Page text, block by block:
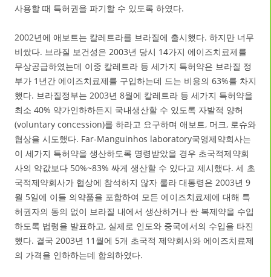
사용할 때 특허권을 파기할 수 있도록 하였다.
2002년에 애보트는 칼레트라를 브라질에 출시했다. 하지만 너무
비쌌다. 브라질 보건성은 2003년 당시 14가지 에이즈치료제를
무상공급하였는데 이중 칼레트라 등 세가지 특허약은 브라질 정
부가 1년간 에이즈치료제를 구입하는데 드는 비용의 63%를 차지
했다. 브라질정부는 2003년 8월에 칼레트라 등 세가지 특허약을
최소 40% 약가인하하든지 국내생산할 수 있도록 자발적 양허
(voluntary concession)를 하라고 요구하며 애보트, 머크, 로슈와
협상을 시도했다. Far-Manguinhos laboratory국영제약회사는
이 세가지 특허약을 생산하도록 명령받았을 경우 초국적제약회
사의 약값보다 50%~83% 싸게 생산할 수 있다고 제시했다. 세 초
국적제약회사가 협상에 참석하지 않자 룰라 대통령은 2003년 9
월 5일에 이들 의약품을 포함하여 모든 에이즈치료제에 대해 특
허권자의 동의 없이 브라질 내에서 생산하거나 싼 복제약을 수입
하도록 법령을 발표하고, 실제로 인도와 중국에서의 수입을 타진
했다. 결국 2003년 11월에 5개 초국적 제약회사와 에이즈치료제
의 가격을 인하하는데 합의하였다.